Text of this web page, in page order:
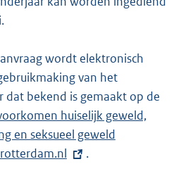
wordt elektronisch
van het
dat bekend is gemaakt op de
huiselijk geweld,
en seksueel geweld
.